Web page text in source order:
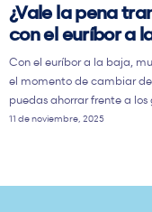
¿Vale la pena
con el euríbor a
Con el euríbor a la baja,
el momento de cambiar
puedas ahorrar frente a
11 de noviembre, 2025